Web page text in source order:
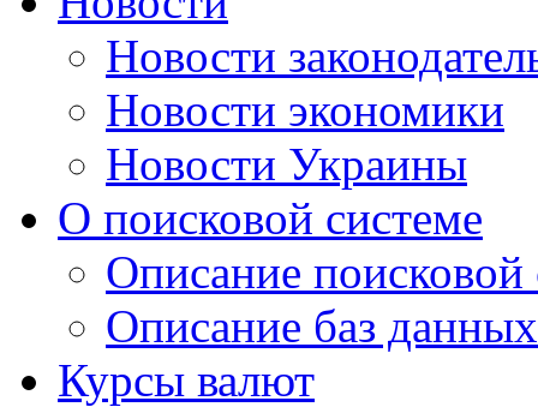
Новости
Новости экономики
Новости Украины
О поисковой системе
Описание
Описание баз данных
Курсы валют